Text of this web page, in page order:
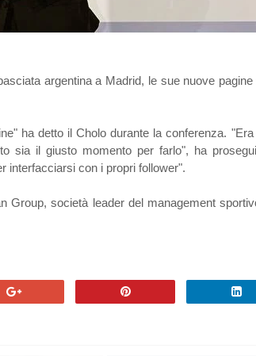
argentina a Madrid, le sue nuove
ha detto il Cholo durante la conferenza.
sia il giusto momento per farlo", ha
interfacciarsi con i propri follower".
Group, società leader del management